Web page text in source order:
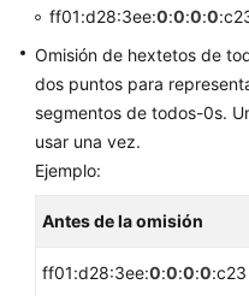
de
Redes
Planificación
de
red
Network
ff01:d28:3ee:0:0:0:0
Omisión de hextetos de
dos puntos para
segmentos de todos-0s.
usar una vez.
Ejemplo:
Antes de la omisión
ff01:d28:3ee:0:0:0:0:c23